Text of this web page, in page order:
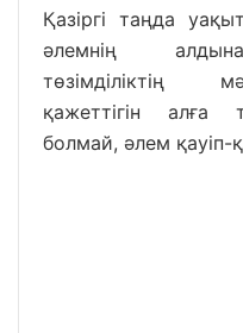
Қазіргі таңда
әлемнің
төзімділіктің
қажеттігін алға
болмай, әлем